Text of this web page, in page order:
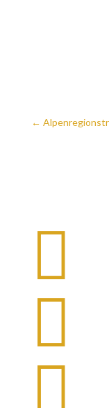
←


